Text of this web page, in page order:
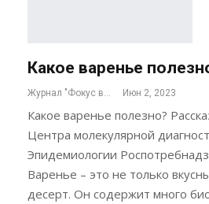
Какое варенье
Июн 2, 2023
Какое варенье полезно?
Центра молекулярной
Эпидемиологии
Варенье – это не только
десерт. Он содержит много